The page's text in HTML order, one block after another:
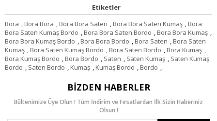
Etiketler
Bora ,Bora Bora ,Bora Bora Saten ,Bora Bora Saten Kumaş ,Bora
Bora Saten Kumaş Bordo ,Bora Bora Saten Bordo ,Bora Bora Kumaş ,
Bora Bora Kumaş Bordo ,Bora Bora Bordo ,Bora Saten ,Bora Saten
Kumaş ,Bora Saten Kumaş Bordo ,Bora Saten Bordo ,Bora Kumaş ,
Bora Kumaş Bordo ,Bora Bordo , Saten , Saten Kumaş , Saten Kumaş
Bordo , Saten Bordo ,Kumaş ,Kumaş Bordo ,Bordo ,
BIZDEN HABERLER
Bültenimize Üye Olun ! Tüm İndirim ve Fırsatlardan İlk Sizin Haberiniz
Olsun !